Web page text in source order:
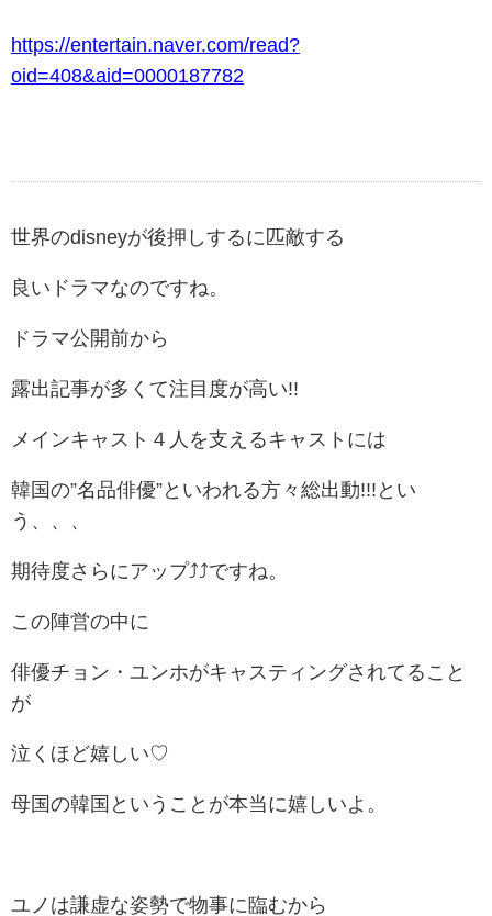
https://entertain.naver.com/read?
oid=408&aid=0000187782
世界のdisneyが後押しするに匹敵する
良いドラマなのですね。
ドラマ公開前から
露出記事が多くて注目度が高い!!
メインキャスト４人を支えるキャストには
韓国の”名品俳優”といわれる方々総出動!!!とい
う、、、
期待度さらにアップ⤴⤴ですね。
この陣営の中に
俳優チョン・ユンホがキャスティングされてること
が
泣くほど嬉しい♡
母国の韓国ということが本当に嬉しいよ。
ユノは謙虚な姿勢で物事に臨むから